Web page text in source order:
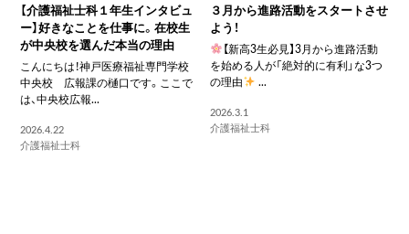
【介護福祉士科１年生インタビュ
ー】好きなことを仕事に。在校生
が中央校を選んだ本当の理由
こんにちは！神戸医療福祉専門学校
中央校 広報課の樋口です。ここで
は、中央校広報...
2026.4.22
介護福祉士科
３月から進路活動をスタートさせ
よう！
【新高3生必見】3月から進路活動
を始める人が「絶対的に有利」な3つ
の理由
...
2026.3.1
介護福祉士科